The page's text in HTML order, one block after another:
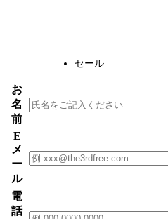
セール
お
名
前
E
メ
ー
ル
電
話